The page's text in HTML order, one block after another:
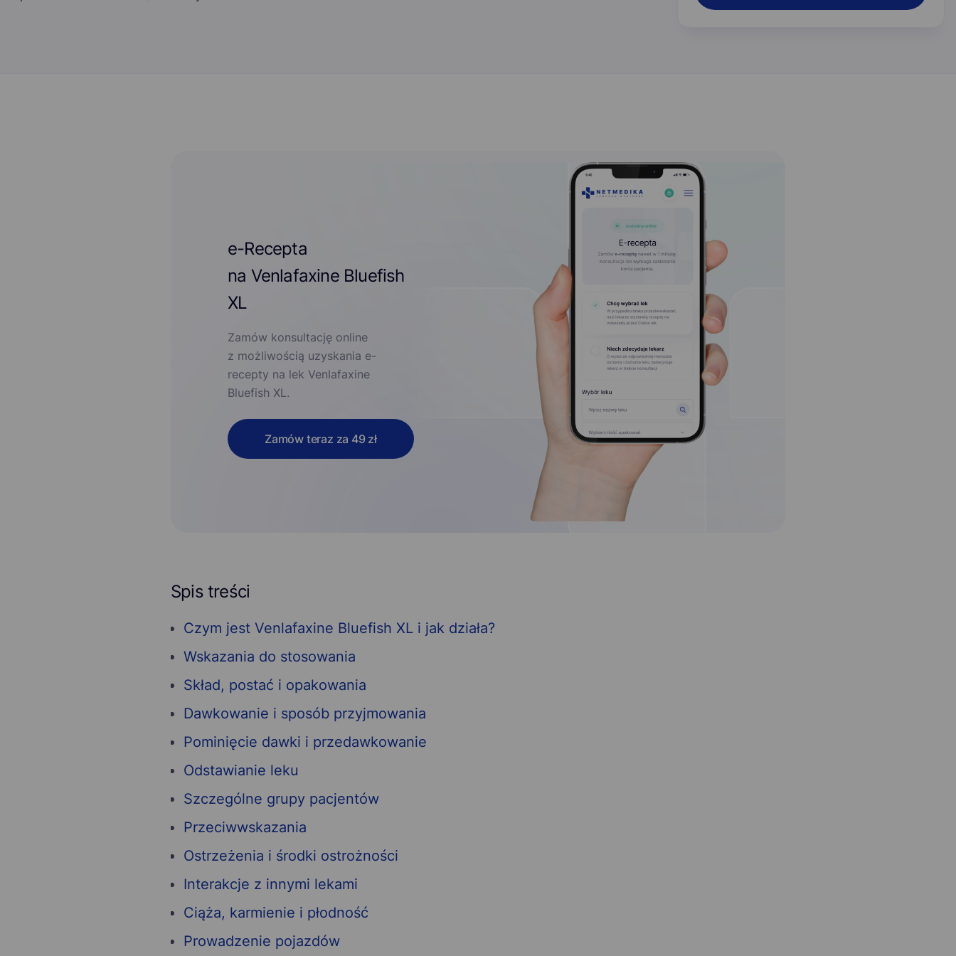
e-Recepta
na Venlafaxine Bluefish
XL
Zamów konsultację online
z możliwością uzyskania e-
recepty na lek Venlafaxine
Bluefish XL.
Zamów teraz za 49 zł
Spis treści
Czym jest Venlafaxine Bluefish XL i jak działa?
Wskazania do stosowania
Skład, postać i opakowania
Dawkowanie i sposób przyjmowania
Pominięcie dawki i przedawkowanie
Odstawianie leku
Szczególne grupy pacjentów
Przeciwwskazania
Ostrzeżenia i środki ostrożności
Interakcje z innymi lekami
Ciąża, karmienie i płodność
Prowadzenie pojazdów